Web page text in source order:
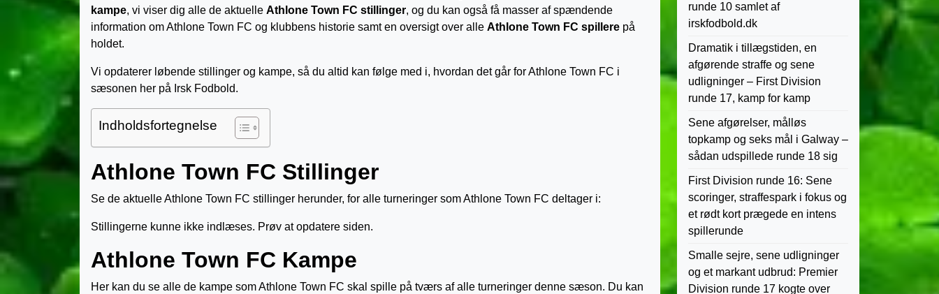
kampe, vi viser dig alle de aktuelle Athlone Town FC stillinger, og du kan også få masser af spændende
information om Athlone Town FC og klubbens historie samt en oversigt over alle Athlone Town FC spillere på
holdet.
Vi opdaterer løbende stillinger og kampe, så du altid kan følge med i, hvordan det går for Athlone Town FC i
sæsonen her på Irsk Fodbold.
Indholdsfortegnelse
Athlone Town FC Stillinger
Se de aktuelle Athlone Town FC stillinger herunder, for alle turneringer som Athlone Town FC deltager i:
Stillingerne kunne ikke indlæses. Prøv at opdatere siden.
Athlone Town FC Kampe
Her kan du se alle de kampe som Athlone Town FC skal spille på tværs af alle turneringer denne sæson. Du kan
runde 10 samlet af
irskfodbold.dk
Dramatik i tillægstiden, en
afgørende straffe og sene
udligninger – First Division
runde 17, kamp for kamp
Sene afgørelser, målløs
topkamp og seks mål i Galway –
sådan udspillede runde 18 sig
First Division runde 16: Sene
scoringer, straffespark i fokus og
et rødt kort prægede en intens
spillerunde
Smalle sejre, sene udligninger
og et markant udbrud: Premier
Division runde 17 kogte over